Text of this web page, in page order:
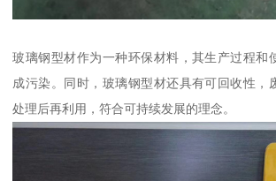
玻璃钢型材作为一种环保材料，其生产过程和
成污染。同时，玻璃钢型材还具有可回收性，
处理后再利用，符合可持续发展的理念。